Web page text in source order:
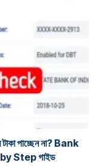
পাচ্ছেন না? Bank
Step গাইড